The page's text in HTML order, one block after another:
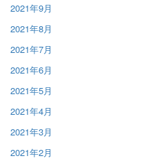
2021年9月
2021年8月
2021年7月
2021年6月
2021年5月
2021年4月
2021年3月
2021年2月